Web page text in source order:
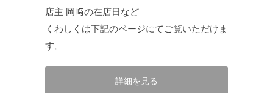
店主 岡﨑の在店日など
くわしくは下記のページにてご覧いただけま
す。
詳細を見る